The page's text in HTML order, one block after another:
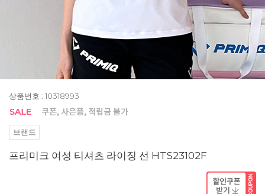
상품번호 : 10318993
브랜드
프리미크 여성 티셔츠 라이징 선 HTS23102F